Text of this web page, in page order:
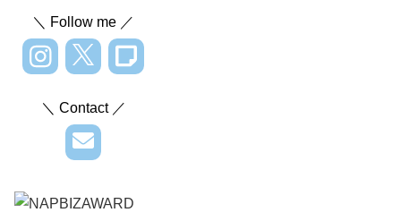
＼ Follow me ／
＼ Contact ／